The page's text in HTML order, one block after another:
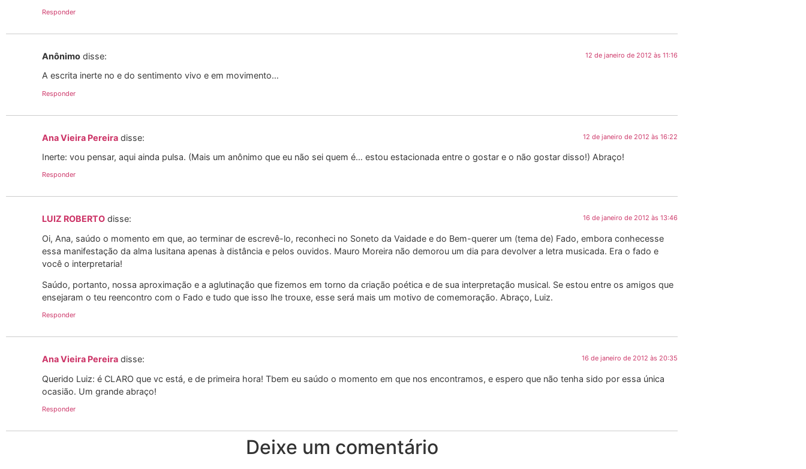
Responder
Anônimo disse: 12 de janeiro de 2012 às 11:16
A escrita inerte no e do sentimento vivo e em movimento…
Responder
Ana Vieira Pereira disse: 12 de janeiro de 2012 às 16:22
Inerte: vou pensar, aqui ainda pulsa. (Mais um anônimo que eu não sei quem é… estou estacionada entre o gostar e o não gostar disso!) Abraço!
Responder
LUIZ ROBERTO disse: 16 de janeiro de 2012 às 13:46
Oi, Ana, saúdo o momento em que, ao terminar de escrevê-lo, reconheci no Soneto da Vaidade e do Bem-querer um (tema de) Fado, embora conhecesse
essa manifestação da alma lusitana apenas à distância e pelos ouvidos. Mauro Moreira não demorou um dia para devolver a letra musicada. Era o fado e
você o interpretaria!
Saúdo, portanto, nossa aproximação e a aglutinação que fizemos em torno da criação poética e de sua interpretação musical. Se estou entre os amigos que
ensejaram o teu reencontro com o Fado e tudo que isso lhe trouxe, esse será mais um motivo de comemoração. Abraço, Luiz.
Responder
Ana Vieira Pereira disse: 16 de janeiro de 2012 às 20:35
Querido Luiz: é CLARO que vc está, e de primeira hora! Tbem eu saúdo o momento em que nos encontramos, e espero que não tenha sido por essa única
ocasião. Um grande abraço!
Responder
Deixe um comentário